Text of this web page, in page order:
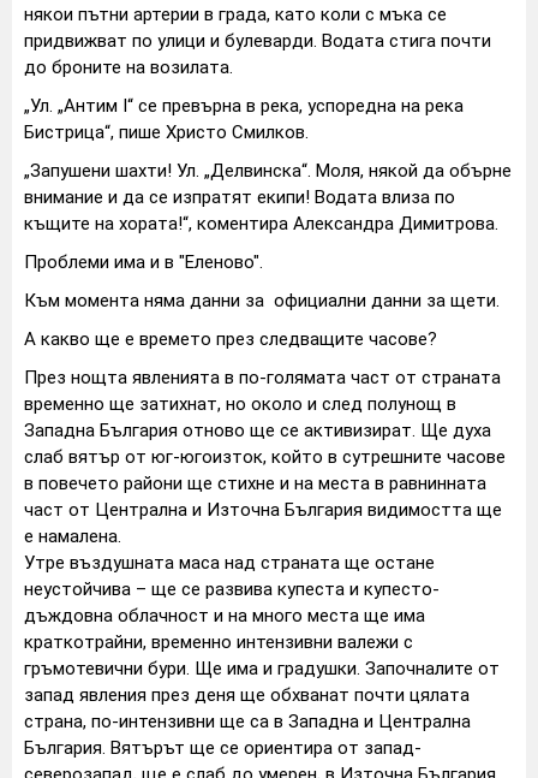
някои пътни артерии в града, като коли с мъка се
придвижват по улици и булеварди. Водата стига почти
до броните на возилата.
„Ул. „Антим I“ се превърна в река, успоредна на река
Бистрица“, пише Христо Смилков.
„Запушени шахти! Ул. „Делвинска“. Моля, някой да обърне
внимание и да се изпратят екипи! Водата влиза по
къщите на хората!“, коментира Александра Димитрова.
Проблеми има и в "Еленово".
Към момента няма данни за официални данни за щети.
А какво ще е времето през следващите часове?
През нощта явленията в по-голямата част от страната
временно ще затихнат, но около и след полунощ в
Западна България отново ще се активизират. Ще духа
слаб вятър от юг-югоизток, който в сутрешните часове
в повечето райони ще стихне и на места в равнинната
част от Централна и Източна България видимостта ще
е намалена.
Утре въздушната маса над страната ще остане
неустойчива – ще се развива купеста и купесто-
дъждовна облачност и на много места ще има
краткотрайни, временно интензивни валежи с
гръмотевични бури. Ще има и градушки. Започналите от
запад явления през деня ще обхванат почти цялата
страна, по-интензивни ще са в Западна и Централна
България. Вятърът ще се ориентира от запад-